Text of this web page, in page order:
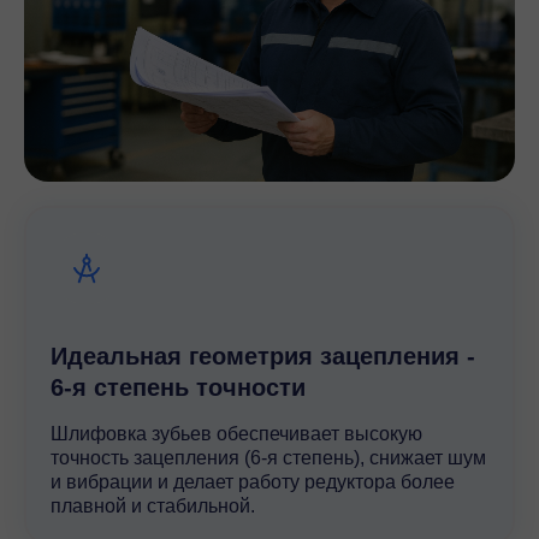
Идеальная геометрия зацепления -
6-я степень точности
Шлифовка зубьев обеспечивает высокую
точность зацепления (6-я степень), снижает шум
и вибрации и делает работу редуктора более
плавной и стабильной.